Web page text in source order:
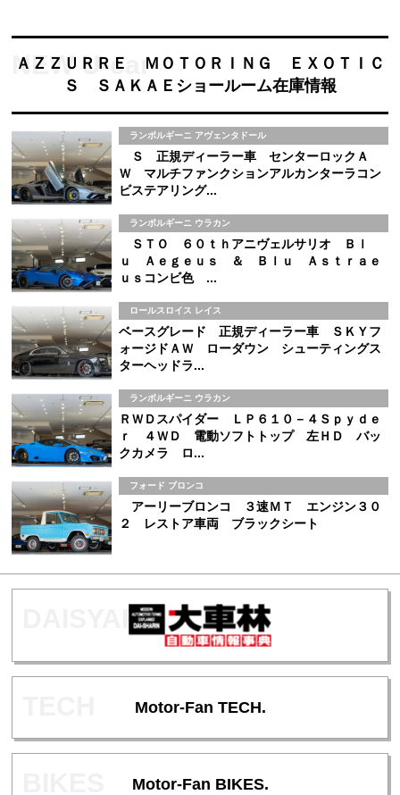
ＡＺＺＵＲＲＥ ＭＯＴＯＲＩＮＧ ＥＸＯＴＩＣ
Ｓ ＳＡＫＡＥショールーム在庫情報
ランボルギーニ アヴェンタドール
Ｓ 正規ディーラー車 センターロックＡ
Ｗ マルチファンクションアルカンターラコン
ビステアリング...
ランボルギーニ ウラカン
ＳＴＯ ６０ｔｈアニヴェルサリオ Ｂｌ
ｕ Ａｅｇｅｕｓ ＆ Ｂｌｕ Ａｓｔｒａｅ
ｕｓコンビ色 ...
ロールスロイス レイス
ベースグレード 正規ディーラー車 ＳＫＹフ
ォージドＡＷ ローダウン シューティングス
ターヘッドラ...
ランボルギーニ ウラカン
ＲＷＤスパイダー ＬＰ６１０－４Ｓｐｙｄｅ
ｒ ４ＷＤ 電動ソフトトップ 左ＨＤ バッ
クカメラ ロ...
フォード ブロンコ
アーリーブロンコ ３速ＭＴ エンジン３０
２ レストア車両 ブラックシート
Motor-Fan TECH.
Motor-Fan BIKES.